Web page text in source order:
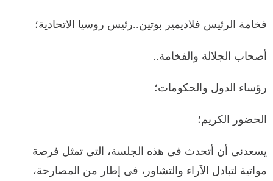
فخامة الرئيس فلاديمير بوتين..رئيس روسيا الاتحادية؛
أصحاب الجلالة والفخامة..
رؤساء الدول والحكومات؛
الحضور الكريم؛
يسعدنى أن أتحدث فى هذه الجلسة، التى تمثل فرصة
مواتية لتبادل الآراء والتشاور، فى إطار من المصارحة،